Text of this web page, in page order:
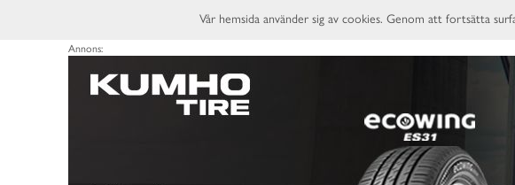
Annons:
Vår hemsida använder sig av cookies. Genom att fortsätta